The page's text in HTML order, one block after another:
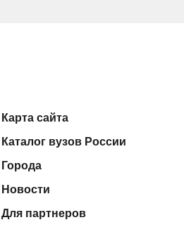
Карта сайта
Каталог вузов России
Города
Новости
Для партнеров